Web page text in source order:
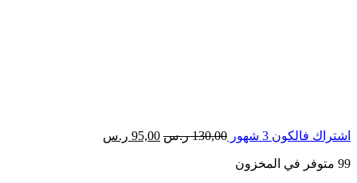
اشتراك فالكون 3 شهور 130,00 ر.س السعر
95,00 ر.س
99 متوفر في المخزون